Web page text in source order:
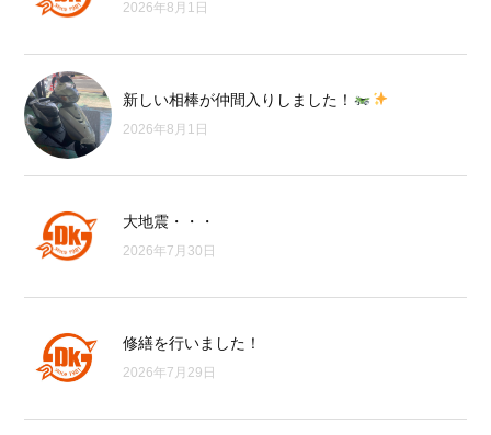
2026年8月1日
新しい相棒が仲間入りしました！
2026年8月1日
大地震・・・
2026年7月30日
修繕を行いました！
2026年7月29日